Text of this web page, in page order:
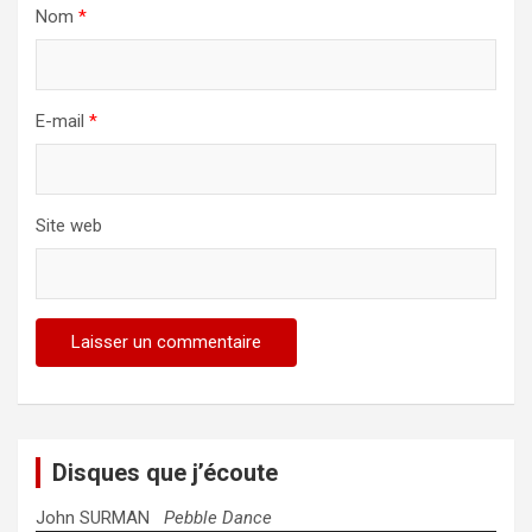
Nom *
E-mail *
Site web
Disques que j’écoute
John SURMAN Pebble Dance